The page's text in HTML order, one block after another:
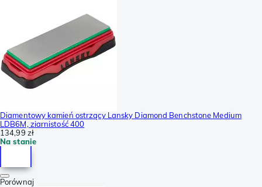
Diamentowy kamień ostrzący Lansky Diamond Benchstone Medium
LDB6M, ziarnistość 400
134,99 zł
Na stanie
Porównaj